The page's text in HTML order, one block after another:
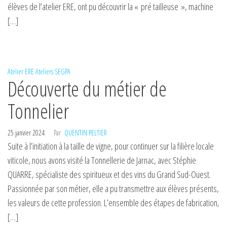
élèves de l’atelier ERE, ont pu découvrir la « pré tailleuse », machine
[…]
Atelier ERE Ateliers SEGPA
Découverte du métier de
Tonnelier
25 janvier 2024 Par QUENTIN PELTIER
Suite à l’initiation à la taille de vigne, pour continuer sur la filière locale
viticole, nous avons visité la Tonnellerie de Jarnac, avec Stéphie
QUARRE, spécialiste des spiritueux et des vins du Grand Sud-Ouest.
Passionnée par son métier, elle a pu transmettre aux élèves présents,
les valeurs de cette profession. L’ensemble des étapes de fabrication,
[…]